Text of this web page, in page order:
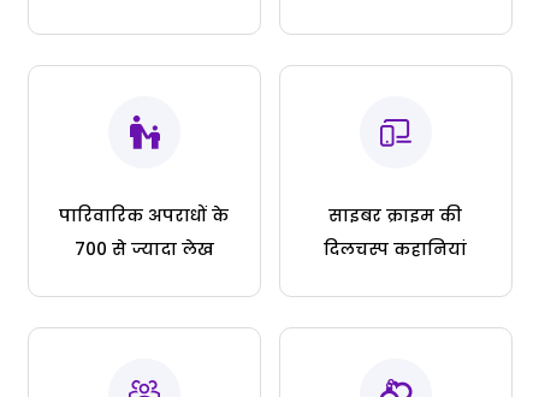
पारिवारिक अपराधों के
700 से ज्यादा लेख
साइबर क्राइम की
दिलचस्प कहानियां